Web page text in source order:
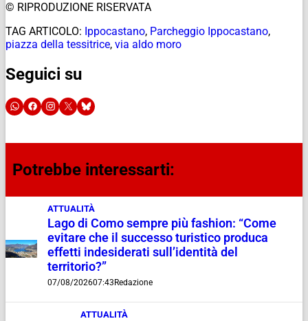
© RIPRODUZIONE RISERVATA
TAG ARTICOLO: Ippocastano, Parcheggio Ippocastano,
piazza della tessitrice, via aldo moro
Seguici su
Potrebbe interessarti:
ATTUALITÀ
Lago di Como sempre più fashion: “Come
evitare che il successo turistico produca
effetti indesiderati sull’identità del
territorio?”
07/08/202607:43Redazione
ATTUALITÀ